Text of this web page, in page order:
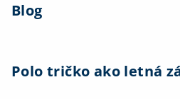
Blog
Polo tričko ako letná